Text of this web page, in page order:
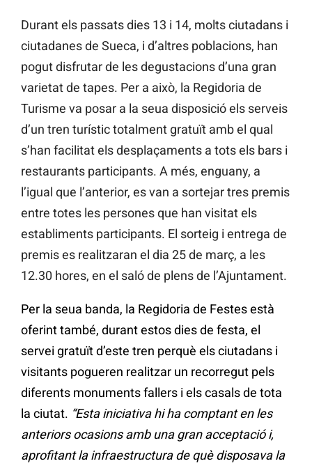
Durant els passats dies 13 i 14, molts ciutadans i
ciutadanes de Sueca, i d’altres poblacions, han
pogut disfrutar de les degustacions d’una gran
varietat de tapes. Per a això, la Regidoria de
Turisme va posar a la seua disposició els serveis
d’un tren turístic totalment gratuït amb el qual
s’han facilitat els desplaçaments a tots els bars i
restaurants participants. A més, enguany, a
l’igual que l’anterior, es van a sortejar tres premis
entre totes les persones que han visitat els
establiments participants. El sorteig i entrega de
premis es realitzaran el dia 25 de març, a les
12.30 hores, en el saló de plens de l’Ajuntament.
Per la seua banda, la Regidoria de Festes està
oferint també, durant estos dies de festa, el
servei gratuït d’este tren perquè els ciutadans i
visitants pogueren realitzar un recorregut pels
diferents monuments fallers i els casals de tota
la ciutat. “Esta iniciativa hi ha comptant en les
anteriors ocasions amb una gran acceptació i,
aprofitant la infraestructura de què disposava la